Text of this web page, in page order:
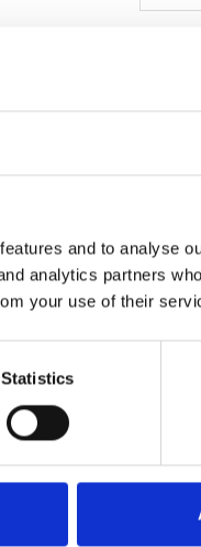
and to analyse
analytics partners
your use of their
Statistics
est de